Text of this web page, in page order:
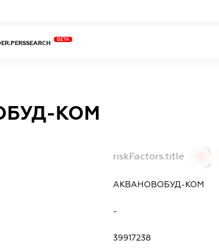
BETA
КОМ
riskFactors.title
АКВАНОВОБУД-КОМ
-
39917238